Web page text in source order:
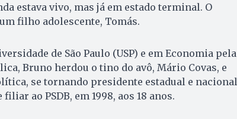
estava vivo, mas já em estado terminal. O
filho adolescente, Tomás.
de São Paulo (USP) e em Economia pela
Bruno herdou o tino do avô, Mário Covas, e
se tornando presidente estadual e nacional
ao PSDB, em 1998, aos 18 anos.